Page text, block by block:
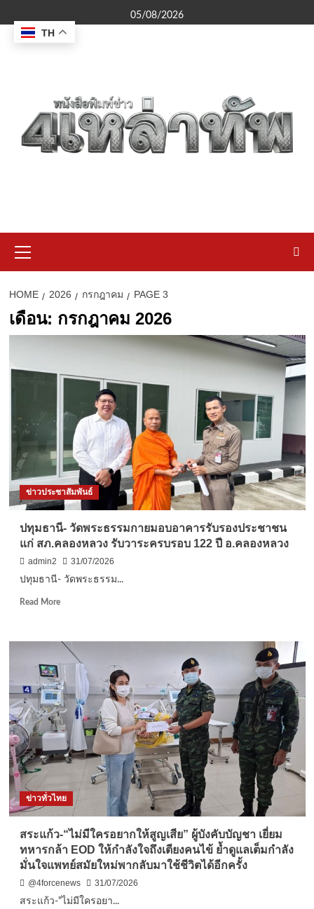
to
content
05/08/2026
Menu
HOME 2026 กรกฎาคม PAGE 3
เดือน: กรกฎาคม 2026
ข่าวประชาสัมพันธ์
ปทุมธานี- วัดพระธรรมกายมอบอาคารรับรองประชาชน
แก่ สภ.คลองหลวง รับวาระครบรอบ 122 ปี อ.คลองหลวง
admin2
31/07/2026
ปทุมธานี- วัดพระธรรม...
Read MoreRead
ปทุมธานี-
วัด
พระ
ธรรมกาย
มอบ
อาคาร
รับรอง
ประชาชน
แก่
สภ.คลองหลวง
วาระ
ครบ
รอบ
122
ปี
อ.คลองหลวง
ข่าวทั่วไทย
สระแก้ว-“ไม่มีใครอยากให้สูญเสีย” ผู้บังคับบัญชา เยี่ยม
ทหารกล้า EOD ให้กำลังใจถึงเตียงคนไข้ ย้ำดูแลเต็มกำลัง
มั่นใจแพทย์สมัยใหม่พากลับมาใช้ชีวิตได้อีกครั้ง
@4forcenews
31/07/2026
สระแก้ว-"ไม่มีใครอยา...
TH